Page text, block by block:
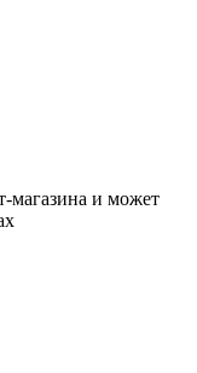
магазина и может